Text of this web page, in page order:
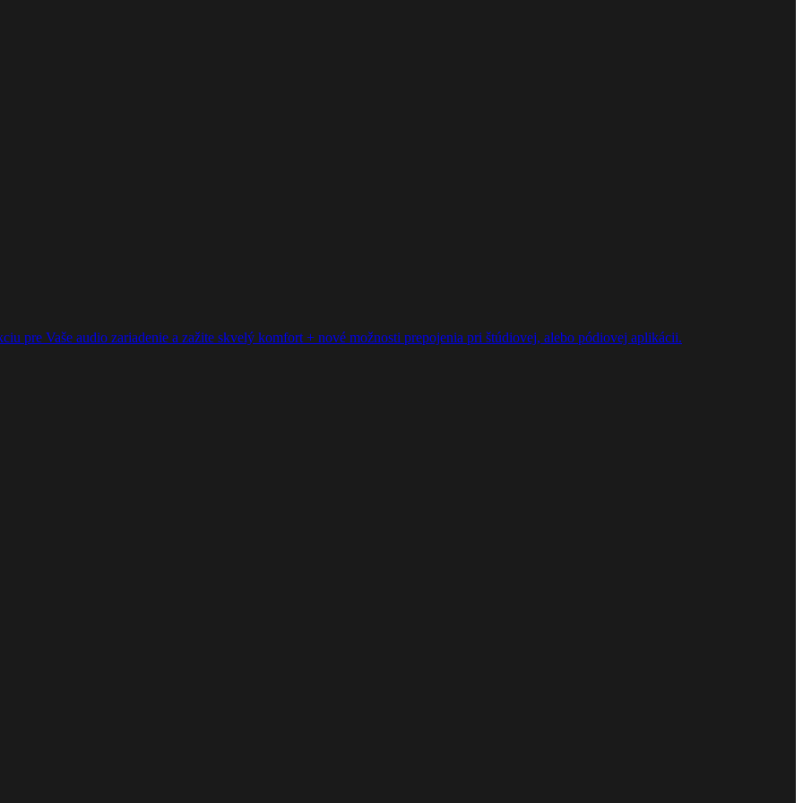
pre Vaše audio zariadenie a zažite skvelý komfort + nové možnosti prepojenia pri štúdiovej, alebo pódiovej aplikácii.